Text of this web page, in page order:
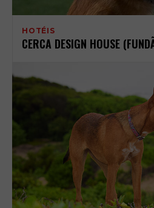
HOTÉIS
CERCA DESIGN HOUSE